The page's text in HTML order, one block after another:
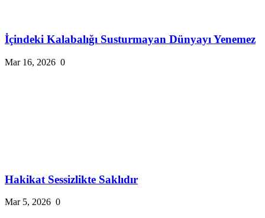
İçindeki Kalabalığı Susturmayan Dünyayı Yenemez
Mar 16, 2026 0
Hakikat Sessizlikte Saklıdır
Mar 5, 2026 0